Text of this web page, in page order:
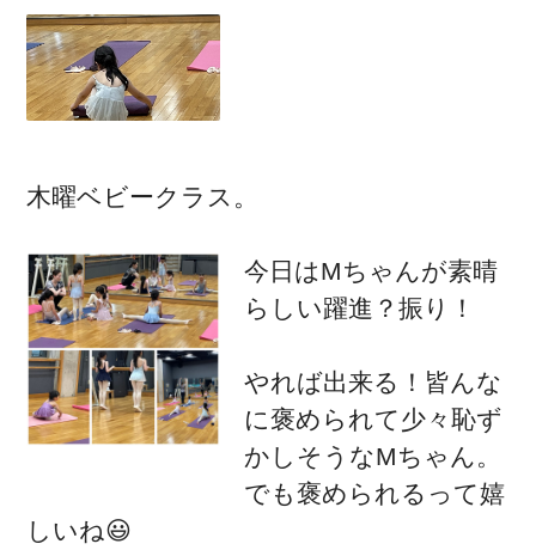
木曜ベビークラス。
今日はMちゃんが素晴
らしい躍進？振り！
やれば出来る！皆んな
に褒められて少々恥ず
かしそうなMちゃん。
でも褒められるって嬉
しいね😃